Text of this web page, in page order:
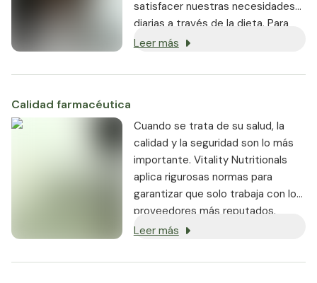
satisfacer nuestras necesidades
diarias a través de la dieta. Para
garantizar un suministro óptimo,
pueden ser útiles cuando es
Leer más
Calidad farmacéutica
⁠Cuando se trata de su salud, la
calidad y la seguridad son lo más
importante. Vitality Nutritionals
aplica rigurosas normas para
garantizar que solo trabaja con los
proveedores más reputados.
Leer más